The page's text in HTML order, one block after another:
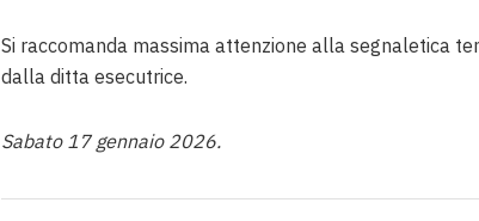
Si raccomanda massima attenzione alla segnaletica
dalla ditta esecutrice.
Sabato 17 gennaio 2026.